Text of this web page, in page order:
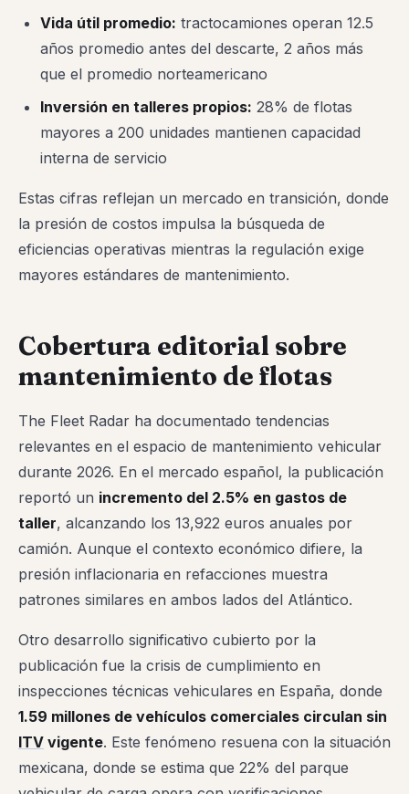
Vida útil promedio: tractocamiones operan 12.5
años promedio antes del descarte, 2 años más
que el promedio norteamericano
Inversión en talleres propios: 28% de flotas
mayores a 200 unidades mantienen capacidad
interna de servicio
Estas cifras reflejan un mercado en transición, donde
la presión de costos impulsa la búsqueda de
eficiencias operativas mientras la regulación exige
mayores estándares de mantenimiento.
Cobertura editorial sobre
mantenimiento de flotas
The Fleet Radar ha documentado tendencias
relevantes en el espacio de mantenimiento vehicular
durante 2026. En el mercado español, la publicación
reportó un incremento del 2.5% en gastos de
taller, alcanzando los 13,922 euros anuales por
camión. Aunque el contexto económico difiere, la
presión inflacionaria en refacciones muestra
patrones similares en ambos lados del Atlántico.
Otro desarrollo significativo cubierto por la
publicación fue la crisis de cumplimiento en
inspecciones técnicas vehiculares en España, donde
1.59 millones de vehículos comerciales circulan sin
ITV vigente. Este fenómeno resuena con la situación
mexicana, donde se estima que 22% del parque